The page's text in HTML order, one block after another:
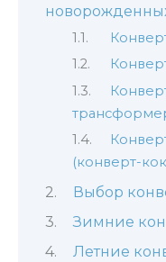
(конверт-
Выбор
Зимние
Летние